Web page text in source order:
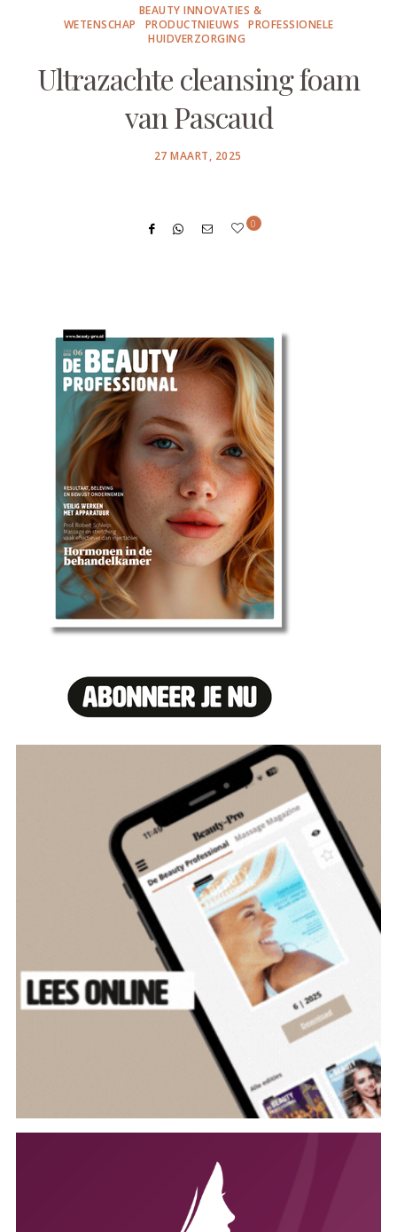
BEAUTY INNOVATIES &
WETENSCHAP
PRODUCTNIEUWS
PROFESSIONELE
HUIDVERZORGING
Ultrazachte cleansing foam
van Pascaud
POSTED
27 MAART, 2025
0